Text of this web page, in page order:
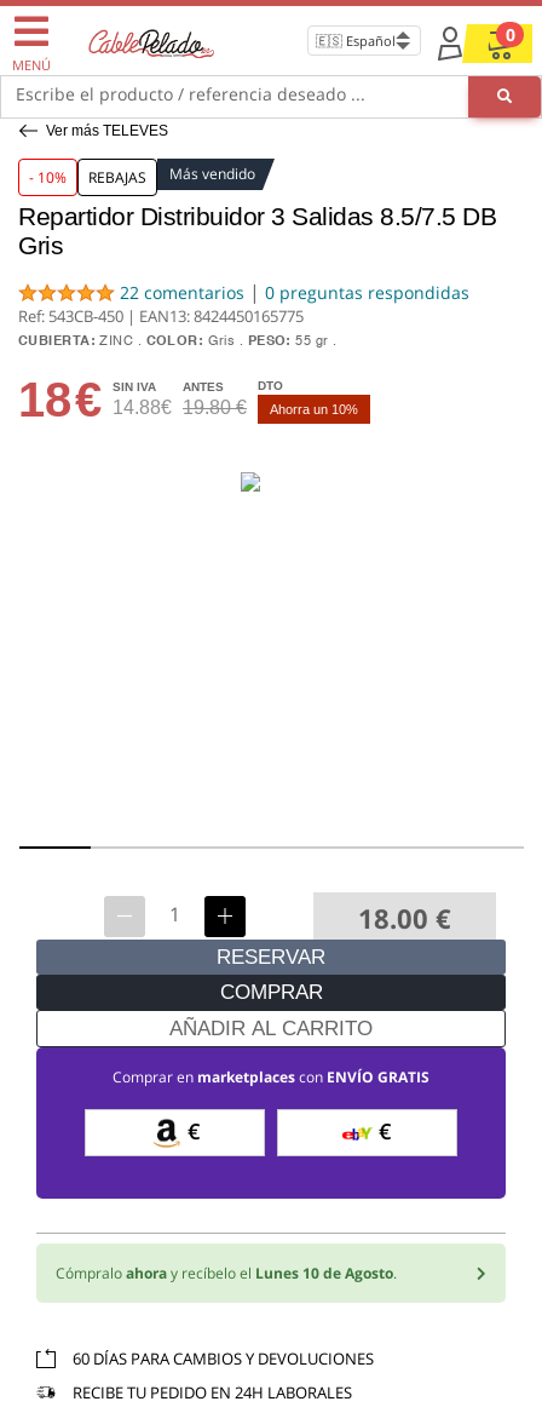
MENÚ
0
Escribe el producto / referencia deseado ...
Ver más TELEVES
- 10% REBAJAS Más vendido
Repartidor Distribuidor 3 Salidas 8.5/7.5 DB
Gris
22 comentarios | 0 preguntas respondidas
Ref: 543CB-450 | EAN13:8424450165775
CUBIERTA: ZINC COLOR: Gris PESO: 55 gr
18€ SIN IVA
14.88€
ANTES
19.80 €
DTO
Ahorra un 10%
18.00 €
RESERVAR
COMPRAR
AÑADIR AL CARRITO
Comprar en marketplacescon ENVÍO GRATIS
€ €
Cómpraloahoray recíbelo el Lunes 10 de Agosto.
60 DÍAS PARA CAMBIOS Y DEVOLUCIONES
RECIBE TU PEDIDO EN 24H LABORALES